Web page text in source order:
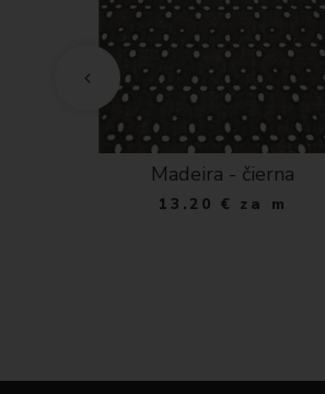
Madeira - čierna
13.20 € za m